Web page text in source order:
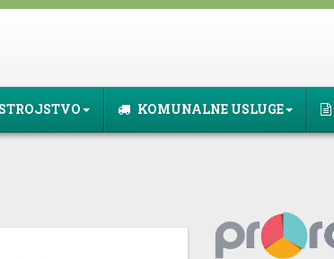
KOMUNALNE USLUGE